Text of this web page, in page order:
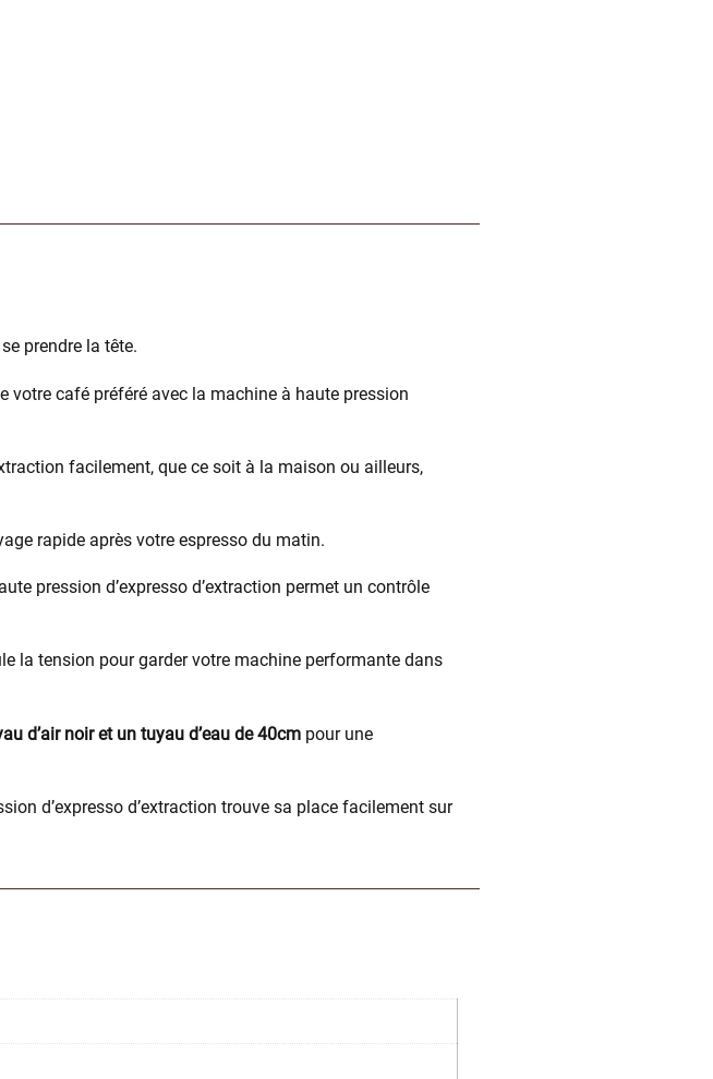
prendre la tête.
votre café préféré avec la machine à haute pression
facilement, que ce soit à la maison ou ailleurs,
rapide après votre espresso du matin.
pression d’expresso d’extraction permet un contrôle
la tension pour garder votre machine performante dans
d’air noir et un tuyau d’eau de 40cm pour une
d’expresso d’extraction trouve sa place facilement sur